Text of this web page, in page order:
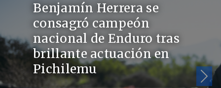
Benjamín Herrera se
consagró campeón
nacional de Enduro tras
brillante actuación en
Pichilemu